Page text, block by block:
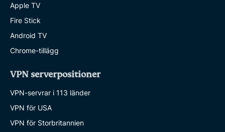
Apple TV
Fire Stick
Android TV
Chrome-tillägg
VPN serverpositioner
VPN-servrar i 113 länder
VPN för USA
VPN för Storbritannien